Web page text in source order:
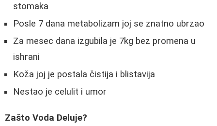
stomaka
Posle 7 dana metabolizam joj se znatno ubrzao
Za mesec dana izgubila je 7kg bez promena u
ishrani
Koža joj je postala čistija i blistavija
Nestao je celulit i umor
Zašto Voda Deluje?